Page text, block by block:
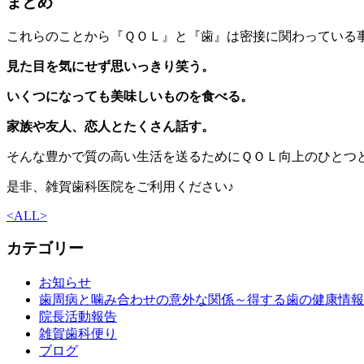
これらのことから『ＱＯＬ』と『歯』は密接に関わっている
見た目を気にせず思いっきり笑う。
いくつになっても美味しいものを食べる。
家族や友人、恋人とたくさん話す。
そんな豊かで質の高い生活を送るためにＱＯＬ向上のひとつ
是非、雑賀歯科医院をご利用ください♪
<ALL>
カテゴリー
お知らせ
歯周病と噛み合わせの意外な関係～得する歯の健康情報
院長活動報告
雑賀歯科便り
ブログ